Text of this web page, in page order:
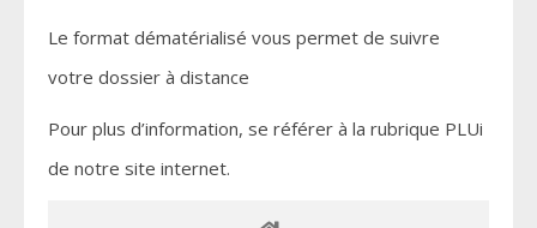
Le format dématérialisé vous permet de suivre
votre dossier à distance
Pour plus d’information, se référer à la rubrique PLUi
de notre site internet.